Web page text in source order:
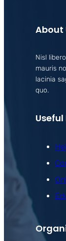
About
Nisl
mauris
lacinia
quo.
Useful